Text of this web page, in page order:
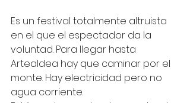
Es un festival totalmente altruista
en el que el espectador da la
voluntad. Para llegar hasta
Artealdea hay que caminar por el
monte. Hay electricidad pero no
agua corriente.